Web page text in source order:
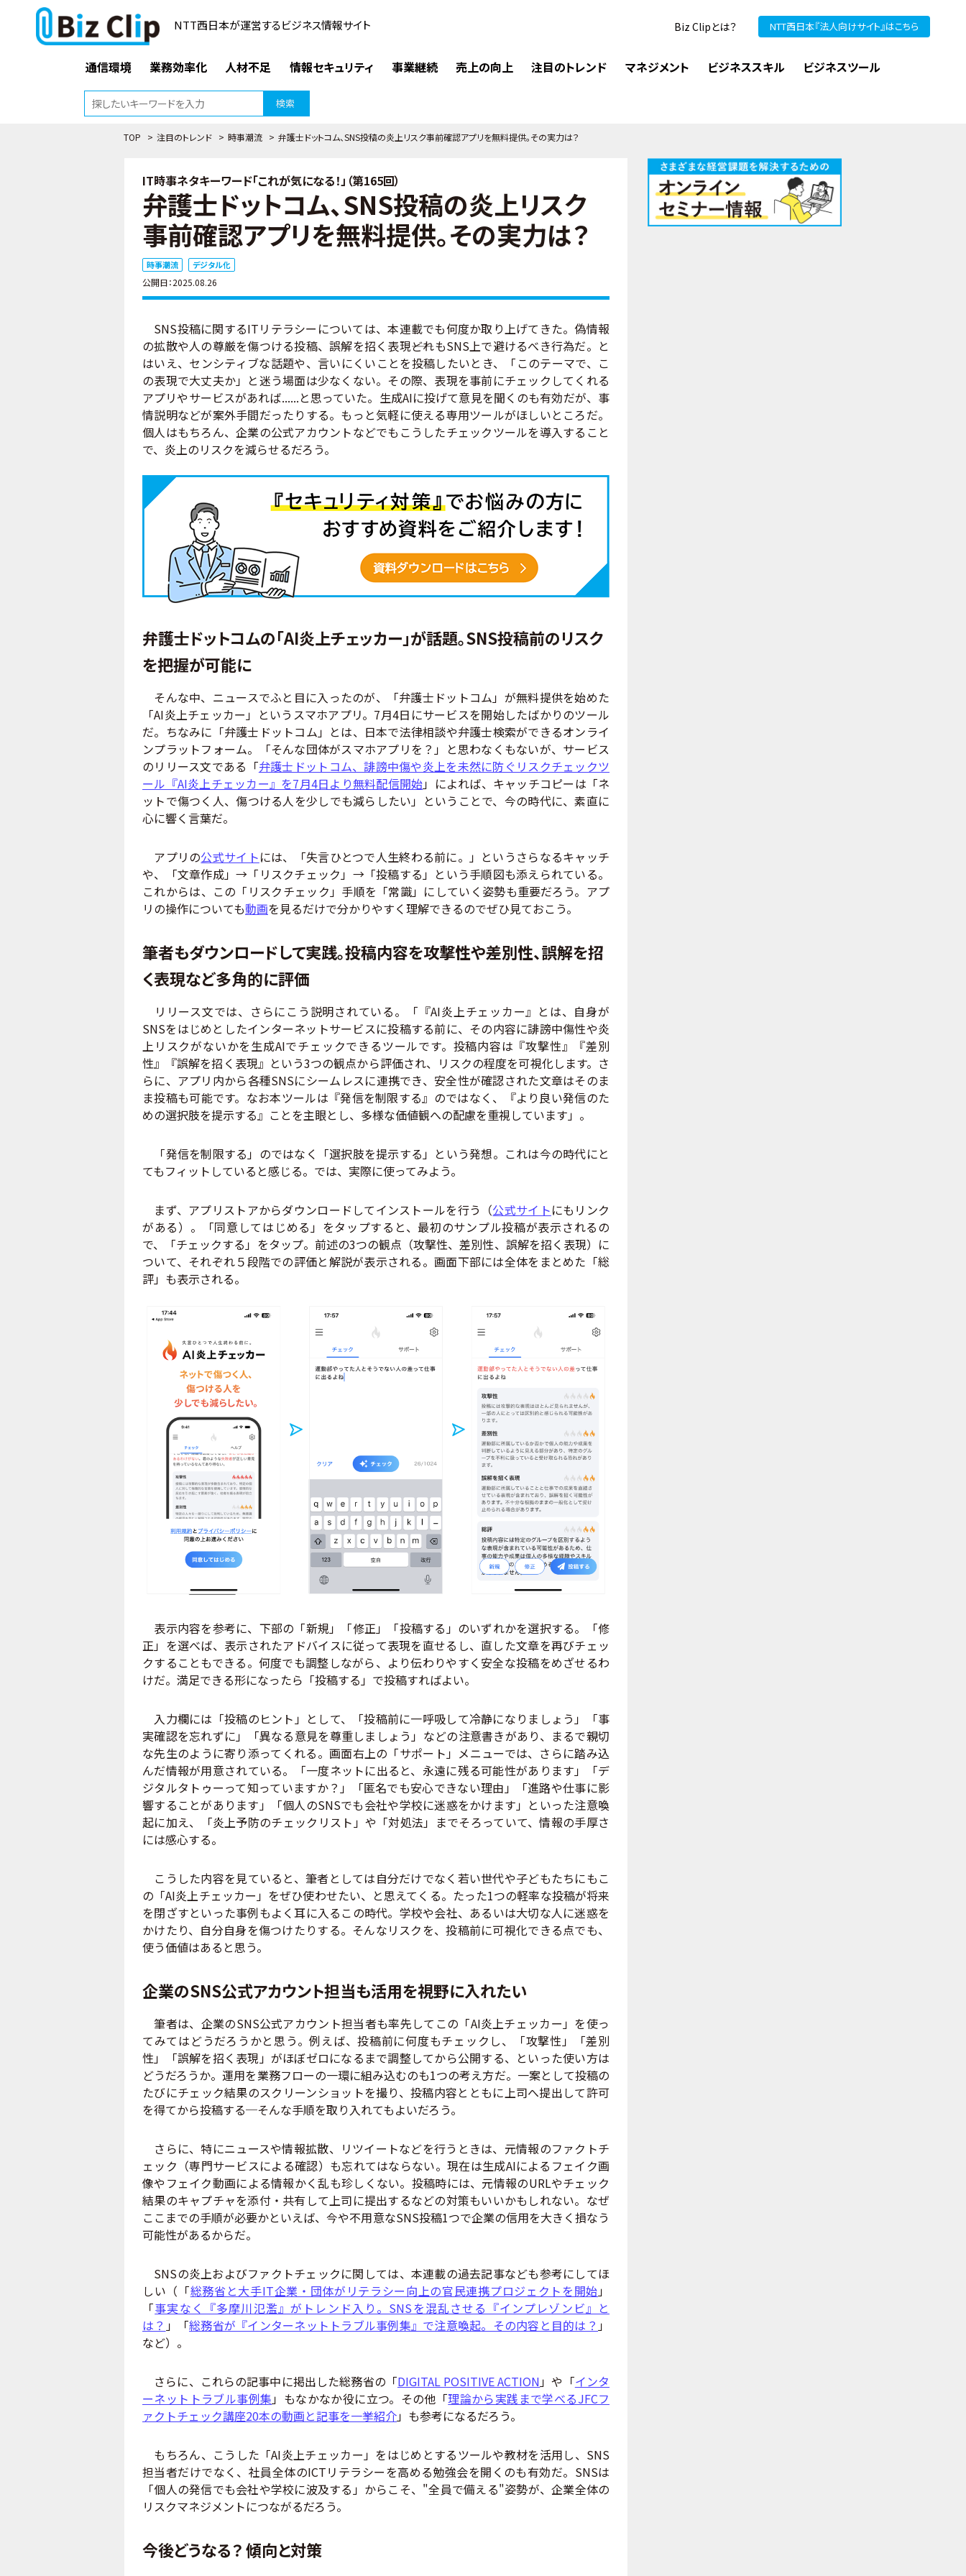
NTT西日本が運営するビジネス情報サイト Biz Clipとは？ NTT西日本『法人向けサイト』はこちら
通信環境 業務効率化 人材不足 情報セキュリティ 事業継続 売上の向上 注目のトレンド マネジメント ビジネススキル ビジネスツール
検索
TOP > 注目のトレンド > 時事潮流 > 弁護士ドットコム、SNS投稿の炎上リスク事前確認アプリを無料提供。その実力は？
IT時事ネタキーワード「これが気になる！」（第165回）
弁護士ドットコム、SNS投稿の炎上リスク
事前確認アプリを無料提供。その実力は？
時事潮流 デジタル化
公開日：2025.08.26
SNS投稿に関するITリテラシーについては、本連載でも何度か取り上げてきた。偽情報
の拡散や人の尊厳を傷つける投稿、誤解を招く表現――どれもSNS上で避けるべき行為だ。と
はいえ、センシティブな話題や、言いにくいことを投稿したいとき、「このテーマで、こ
の表現で大丈夫か」と迷う場面は少なくない。その際、表現を事前にチェックしてくれる
アプリやサービスがあれば......と思っていた。生成AIに投げて意見を聞くのも有効だが、事
情説明などが案外手間だったりする。もっと気軽に使える専用ツールがほしいところだ。
個人はもちろん、企業の公式アカウントなどでもこうしたチェックツールを導入すること
で、炎上のリスクを減らせるだろう。
弁護士ドットコムの「AI炎上チェッカー」が話題。SNS投稿前のリスク
を把握が可能に
そんな中、ニュースでふと目に入ったのが、「弁護士ドットコム」が無料提供を始めた
「AI炎上チェッカー」というスマホアプリ。7月4日にサービスを開始したばかりのツール
だ。ちなみに「弁護士ドットコム」とは、日本で法律相談や弁護士検索ができるオンライ
ンプラットフォーム。「そんな団体がスマホアプリを？」と思わなくもないが、サービス
のリリース文である「弁護士ドットコム、誹謗中傷や炎上を未然に防ぐリスクチェックツ
ール『AI炎上チェッカー』を7月4日より無料配信開始」によれば、キャッチコピーは「ネ
ットで傷つく人、傷つける人を少しでも減らしたい」ということで、今の時代に、素直に
心に響く言葉だ。
アプリの公式サイトには、「失言ひとつで人生終わる前に。」というさらなるキャッチ
や、「文章作成」→「リスクチェック」→「投稿する」という手順図も添えられている。
これからは、この「リスクチェック」手順を「常識」にしていく姿勢も重要だろう。アプ
リの操作についても動画を見るだけで分かりやすく理解できるのでぜひ見ておこう。
筆者もダウンロードして実践。投稿内容を攻撃性や差別性、誤解を招
く表現など多角的に評価
リリース文では、さらにこう説明されている。「『AI炎上チェッカー』とは、自身が
SNSをはじめとしたインターネットサービスに投稿する前に、その内容に誹謗中傷性や炎
上リスクがないかを生成AIでチェックできるツールです。投稿内容は『攻撃性』『差別
性』『誤解を招く表現』という3つの観点から評価され、リスクの程度を可視化します。さ
らに、アプリ内から各種SNSにシームレスに連携でき、安全性が確認された文章はそのま
ま投稿も可能です。なお本ツールは『発信を制限する』のではなく、『より良い発信のた
めの選択肢を提示する』ことを主眼とし、多様な価値観への配慮を重視しています」。
「発信を制限する」のではなく「選択肢を提示する」という発想。これは今の時代にと
てもフィットしていると感じる。では、実際に使ってみよう。
まず、アプリストアからダウンロードしてインストールを行う（公式サイトにもリンク
がある）。「同意してはじめる」をタップすると、最初のサンプル投稿が表示されるの
で、「チェックする」をタップ。前述の3つの観点（攻撃性、差別性、誤解を招く表現）に
ついて、それぞれ５段階での評価と解説が表示される。画面下部には全体をまとめた「総
評」も表示される。
表示内容を参考に、下部の「新規」「修正」「投稿する」のいずれかを選択する。「修
正」を選べば、表示されたアドバイスに従って表現を直せるし、直した文章を再びチェッ
クすることもできる。何度でも調整しながら、より伝わりやすく安全な投稿をめざせるわ
けだ。満足できる形になったら「投稿する」で投稿すればよい。
入力欄には「投稿のヒント」として、「投稿前に一呼吸して冷静になりましょう」「事
実確認を忘れずに」「異なる意見を尊重しましょう」などの注意書きがあり、まるで親切
な先生のように寄り添ってくれる。画面右上の「サポート」メニューでは、さらに踏み込
んだ情報が用意されている。「一度ネットに出ると、永遠に残る可能性があります」「デ
ジタルタトゥーって知っていますか？」「匿名でも安心できない理由」「進路や仕事に影
響することがあります」「個人のSNSでも会社や学校に迷惑をかけます」といった注意喚
起に加え、「炎上予防のチェックリスト」や「対処法」までそろっていて、情報の手厚さ
には感心する。
こうした内容を見ていると、筆者としては自分だけでなく若い世代や子どもたちにもこ
の「AI炎上チェッカー」をぜひ使わせたい、と思えてくる。たった1つの軽率な投稿が将来
を閉ざすといった事例もよく耳に入るこの時代。学校や会社、あるいは大切な人に迷惑を
かけたり、自分自身を傷つけたりする。そんなリスクを、投稿前に可視化できる点でも、
使う価値はあると思う。
企業のSNS公式アカウント担当も活用を視野に入れたい
筆者は、企業のSNS公式アカウント担当者も率先してこの「AI炎上チェッカー」を使っ
てみてはどうだろうかと思う。例えば、投稿前に何度もチェックし、「攻撃性」「差別
性」「誤解を招く表現」がほぼゼロになるまで調整してから公開する、といった使い方は
どうだろうか。運用を業務フローの一環に組み込むのも1つの考え方だ。一案として投稿の
たびにチェック結果のスクリーンショットを撮り、投稿内容とともに上司へ提出して許可
を得てから投稿する─そんな手順を取り入れてもよいだろう。
さらに、特にニュースや情報拡散、リツイートなどを行うときは、元情報のファクトチ
ェック（専門サービスによる確認）も忘れてはならない。現在は生成AIによるフェイク画
像やフェイク動画による情報かく乱も珍しくない。投稿時には、元情報のURLやチェック
結果のキャプチャを添付・共有して上司に提出するなどの対策もいいかもしれない。なぜ
ここまでの手順が必要かといえば、今や不用意なSNS投稿1つで企業の信用を大きく損なう
可能性があるからだ。
SNSの炎上およびファクトチェックに関しては、本連載の過去記事なども参考にしてほ
しい（「総務省と大手IT企業・団体がリテラシー向上の官民連携プロジェクトを開始 」
「事実なく『多摩川氾濫』がトレンド入り。SNSを混乱させる『インプレゾンビ』と
は？ 」「総務省が『インターネットトラブル事例集』で注意喚起。その内容と目的は？ 」
など）。
さらに、これらの記事中に掲出した総務省の「DIGITAL POSITIVE ACTION 」や「インタ
ーネットトラブル事例集 」もなかなか役に立つ。その他「理論から実践まで学べるJFCフ
ァクトチェック講座20本の動画と記事を一挙紹介」も参考になるだろう。
もちろん、こうした「AI炎上チェッカー」をはじめとするツールや教材を活用し、SNS
担当者だけでなく、社員全体のICTリテラシーを高める勉強会を開くのも有効だ。SNSは
「個人の発信でも会社や学校に波及する」からこそ、"全員で備える"姿勢が、企業全体の
リスクマネジメントにつながるだろう。
今後どうなる？ 傾向と対策